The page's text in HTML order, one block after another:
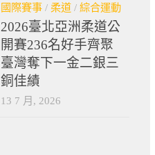
國際賽事 / 柔道 / 綜合運動
2026臺北亞洲柔道公
開賽236名好手齊聚
臺灣奪下一金二銀三
銅佳績
13 7 月, 2026